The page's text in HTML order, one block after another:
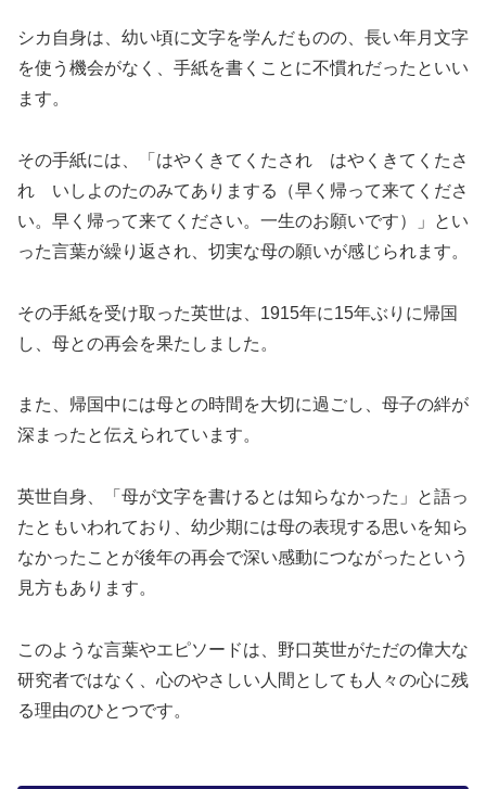
シカ自身は、幼い頃に文字を学んだものの、長い年月文字
を使う機会がなく、手紙を書くことに不慣れだったといい
ます。
その手紙には、「はやくきてくたされ はやくきてくたさ
れ いしよのたのみてありまする（早く帰って来てくださ
い。早く帰って来てください。一生のお願いです）」とい
った言葉が繰り返され、切実な母の願いが感じられます。
その手紙を受け取った英世は、1915年に15年ぶりに帰国
し、母との再会を果たしました。
また、帰国中には母との時間を大切に過ごし、母子の絆が
深まったと伝えられています。
英世自身、「母が文字を書けるとは知らなかった」と語っ
たともいわれており、幼少期には母の表現する思いを知ら
なかったことが後年の再会で深い感動につながったという
見方もあります。
このような言葉やエピソードは、野口英世がただの偉大な
研究者ではなく、心のやさしい人間としても人々の心に残
る理由のひとつです。